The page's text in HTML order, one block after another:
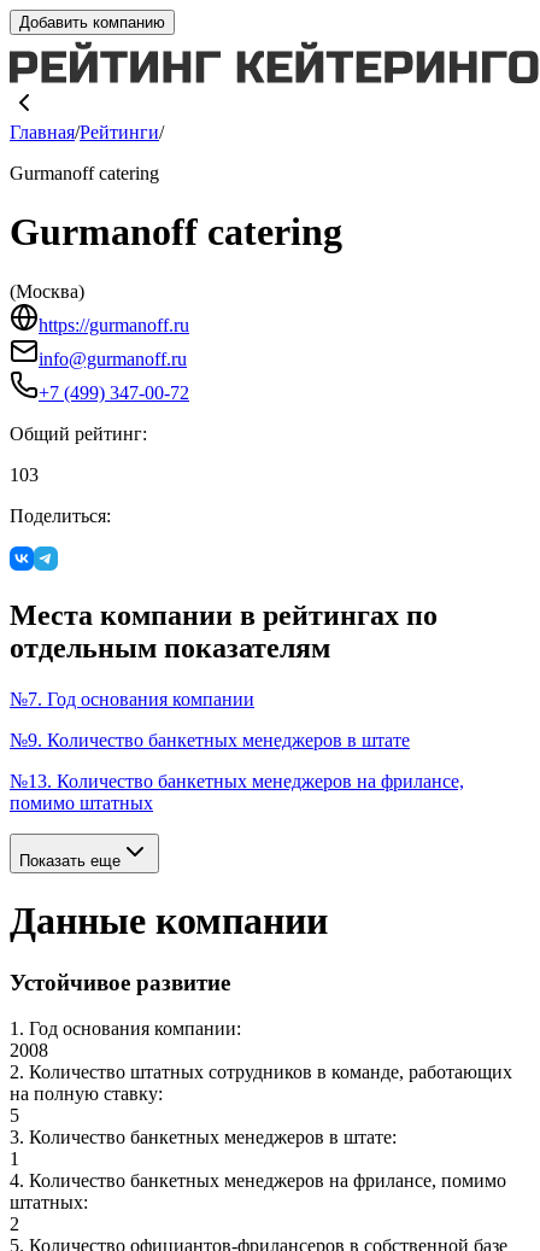
Добавить компанию
Главная/Рейтинги/
Gurmanoff catering
Gurmanoff catering
(Москва)
https://gurmanoff.ru
info@gurmanoff.ru
+7 (499) 347-00-72
Общий рейтинг:
103
Поделиться:
Места компании в рейтингах по
отдельным показателям
№7. Год основания компании
№9. Количество банкетных менеджеров в штате
№13. Количество банкетных менеджеров на фрилансе,
помимо штатных
Показать еще
Данные компании
Устойчивое развитие
1 . Год основания компании:
2008
2. Количество штатных сотрудников в команде, работающих
на полную ставку:
5
3. Количество банкетных менеджеров в штате:
1
4. Количество банкетных менеджеров на фрилансе, помимо
штатных:
2
5. Количество официантов-фрилансеров в собственной базе